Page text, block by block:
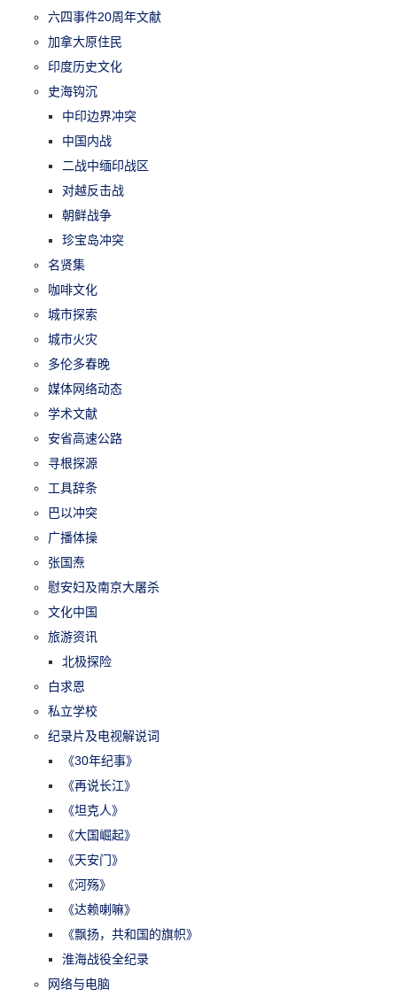
六四事件20周年文献
加拿大原住民
印度历史文化
史海钩沉
中印边界冲突
中国内战
二战中缅印战区
对越反击战
朝鲜战争
珍宝岛冲突
名贤集
咖啡文化
城市探索
城市火灾
多伦多春晚
媒体网络动态
学术文献
安省高速公路
寻根探源
工具辞条
巴以冲突
广播体操
张国焘
慰安妇及南京大屠杀
文化中国
旅游资讯
北极探险
白求恩
私立学校
纪录片及电视解说词
《30年纪事》
《再说长江》
《坦克人》
《大国崛起》
《天安门》
《河殇》
《达赖喇嘛》
《飘扬，共和国的旗帜》
淮海战役全纪录
网络与电脑